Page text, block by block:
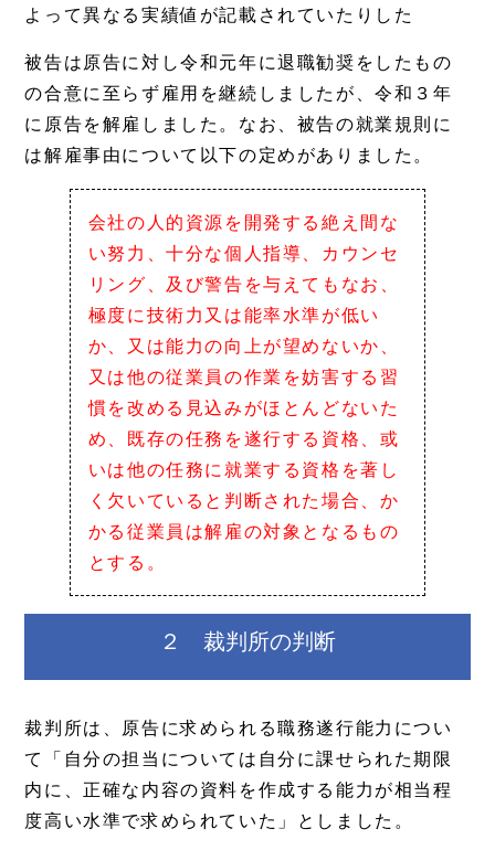
よって異なる実績値が記載されていたりした
被告は原告に対し令和元年に退職勧奨をしたもの
の合意に至らず雇用を継続しましたが、令和３年
に原告を解雇しました。なお、被告の就業規則に
は解雇事由について以下の定めがありました。
会社の人的資源を開発する絶え間な
い努力、十分な個人指導、カウンセ
リング、及び警告を与えてもなお、
極度に技術力又は能率水準が低い
か、又は能力の向上が望めないか、
又は他の従業員の作業を妨害する習
慣を改める見込みがほとんどないた
め、既存の任務を遂行する資格、或
いは他の任務に就業する資格を著し
く欠いていると判断された場合、か
かる従業員は解雇の対象となるもの
とする。
２ 裁判所の判断
裁判所は、原告に求められる職務遂行能力につい
て「自分の担当については自分に課せられた期限
内に、正確な内容の資料を作成する能力が相当程
度高い水準で求められていた」としました。